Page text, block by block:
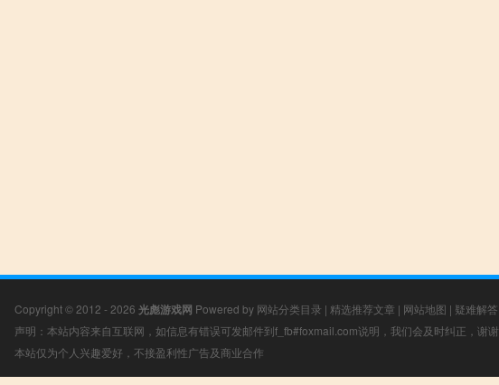
Copyright © 2012 - 2026 光彪游戏网 Powered by 网站分类目录 | 精选推荐文章 | 网站地图 | 疑难解答
声明：本站内容来自互联网，如信息有错误可发邮件到f_fb#foxmail.com说明，我们会及时纠正，谢谢
本站仅为个人兴趣爱好，不接盈利性广告及商业合作